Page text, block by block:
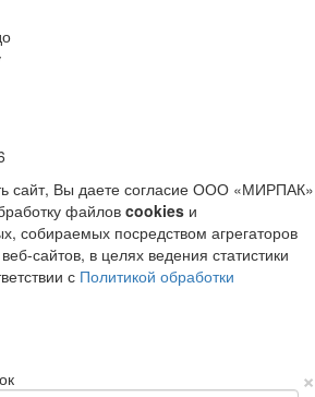
сайт, Вы даете согласие ООО «МИРПАК»
файлов cookies и
собираемых посредством агрегаторов
сайтов, в целях ведения статистики
с Политикой обработки
×